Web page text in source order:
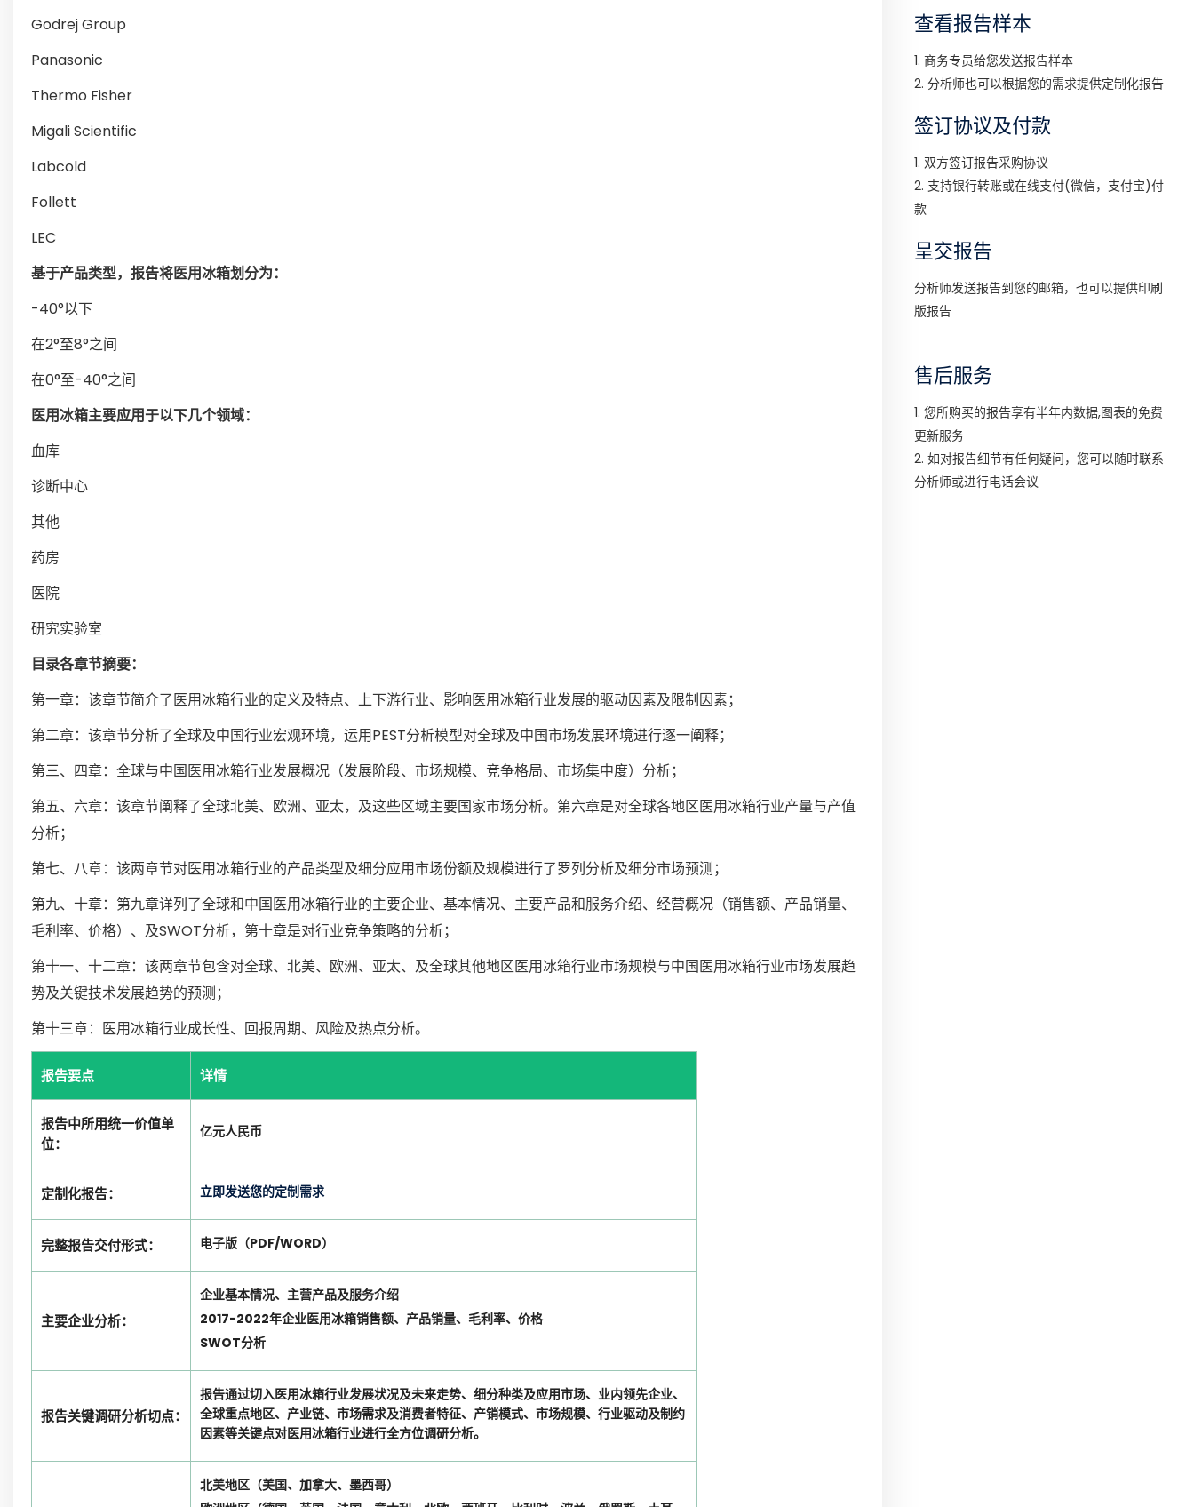
Godrej Group
Panasonic
Thermo Fisher
Migali Scientific
Labcold
Follett
LEC
基于产品类型，报告将医用冰箱划分为：
-40°以下
在2°至8°之间
在0°至-40°之间
医用冰箱主要应用于以下几个领域：
血库
诊断中心
其他
药房
医院
研究实验室
目录各章节摘要：
第一章：该章节简介了医用冰箱行业的定义及特点、上下游行业、影响医用冰箱行业发展的驱动因素及限制因素；
第二章：该章节分析了全球及中国行业宏观环境，运用PEST分析模型对全球及中国市场发展环境进行逐一阐释；
第三、四章：全球与中国医用冰箱行业发展概况（发展阶段、市场规模、竞争格局、市场集中度）分析；
第五、六章：该章节阐释了全球北美、欧洲、亚太，及这些区域主要国家市场分析。第六章是对全球各地区医用冰箱行业产量与产值
分析；
第七、八章：该两章节对医用冰箱行业的产品类型及细分应用市场份额及规模进行了罗列分析及细分市场预测；
第九、十章：第九章详列了全球和中国医用冰箱行业的主要企业、基本情况、主要产品和服务介绍、经营概况（销售额、产品销量、
毛利率、价格）、及SWOT分析，第十章是对行业竞争策略的分析；
第十一、十二章：该两章节包含对全球、北美、欧洲、亚太、及全球其他地区医用冰箱行业市场规模与中国医用冰箱行业市场发展趋
势及关键技术发展趋势的预测；
第十三章：医用冰箱行业成长性、回报周期、风险及热点分析。
报告要点 详情
报告中所用统一价值单
位：
亿元人民币
定制化报告： 立即发送您的定制需求
完整报告交付形式： 电子版（PDF/WORD）
主要企业分析：
企业基本情况、主营产品及服务介绍
2017-2022年企业医用冰箱销售额、产品销量、毛利率、价格
SWOT分析
报告关键调研分析切点：
报告通过切入医用冰箱行业发展状况及未来走势、细分种类及应用市场、业内领先企业、
全球重点地区、产业链、市场需求及消费者特征、产销模式、市场规模、行业驱动及制约
因素等关键点对医用冰箱行业进行全方位调研分析。
北美地区（美国、加拿大、墨西哥）
查看报告样本
1. 商务专员给您发送报告样本
2. 分析师也可以根据您的需求提供定制化报告
签订协议及付款
1. 双方签订报告采购协议
2. 支持银行转账或在线支付(微信，支付宝)付
款
呈交报告
分析师发送报告到您的邮箱，也可以提供印刷
版报告
售后服务
1. 您所购买的报告享有半年内数据,图表的免费
更新服务
2. 如对报告细节有任何疑问，您可以随时联系
分析师或进行电话会议